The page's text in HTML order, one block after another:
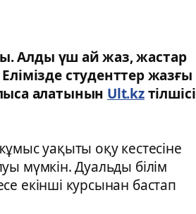
Алды үш ай жаз, жастар
студенттер жазғы
алатынын Ult.kzтілшісі
уақыты оқу кестесіне
мүмкін. Дуальды білім
екінші курсынан бастап